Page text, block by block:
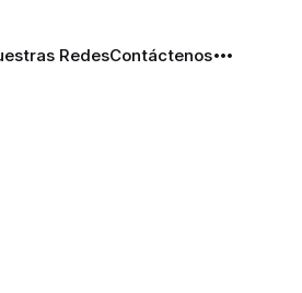
RedesContáctenos